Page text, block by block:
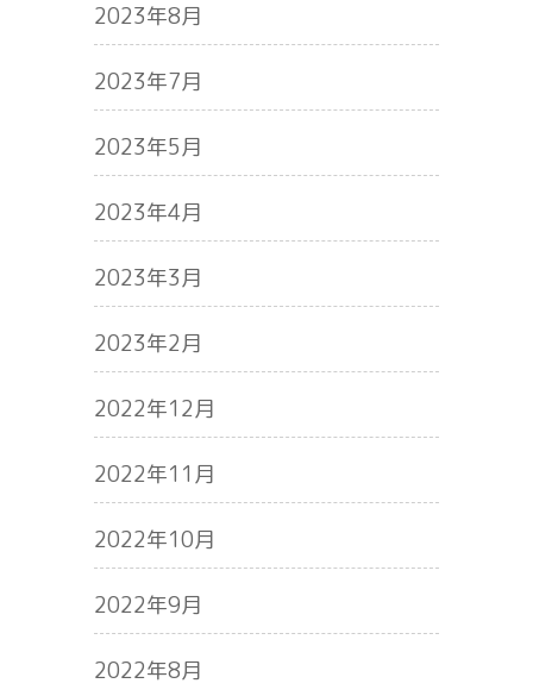
2023年8月
2023年7月
2023年5月
2023年4月
2023年3月
2023年2月
2022年12月
2022年11月
2022年10月
2022年9月
2022年8月